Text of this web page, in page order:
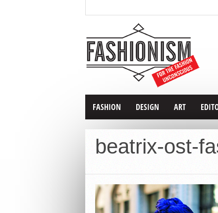
FASHION DESIGN ART
beatrix-ost-